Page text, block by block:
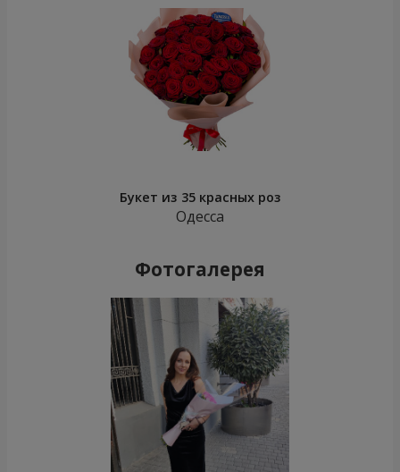
Букет из 35 красных роз
Одесса
Фотогалерея